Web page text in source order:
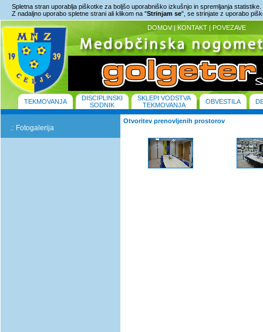
Spletna stran uporablja piškotke za boljšo uporabniško izkušnjo in spremljanja statistike.
Z nadaljno uporabo spletne strani ali klikom na "Strinjam se", se strinjate z uporabo
DOMOV | KONTAKT | POVEZAVE
TEKMOVANJA
DISCIPLINSKI
SODNIK
SKLEPI VODSTVA
TEKMOVANJA
OBVESTILA
.: Fotogalerija
Otvoritev prenovljenih prostorov